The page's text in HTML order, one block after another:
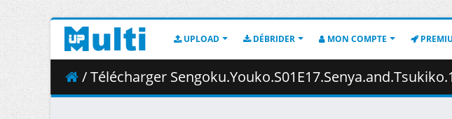
UPLOAD DÉBRIDER MON COMPTE
/ Télécharger